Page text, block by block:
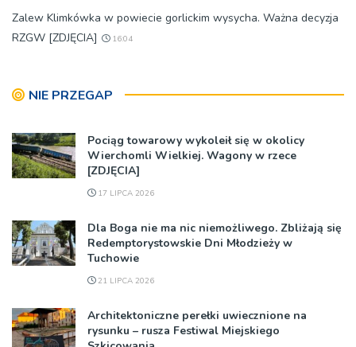
Zalew Klimkówka w powiecie gorlickim wysycha. Ważna decyzja
RZGW [ZDJĘCIA]
16:04
NIE PRZEGAP
Pociąg towarowy wykoleił się w okolicy
Wierchomli Wielkiej. Wagony w rzece
[ZDJĘCIA]
17 LIPCA 2026
Dla Boga nie ma nic niemożliwego. Zbliżają się
Redemptorystowskie Dni Młodzieży w
Tuchowie
21 LIPCA 2026
Architektoniczne perełki uwiecznione na
rysunku – rusza Festiwal Miejskiego